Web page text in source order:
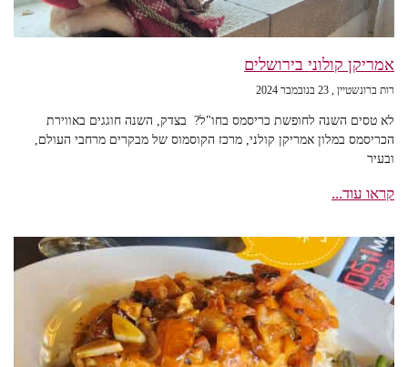
אמריקן קולוני בירושלים
רות ברונשטיין 23 בנובמבר 2024
לא טסים השנה לחופשת כריסמס בחו"ל? בצדק, השנה חוגגים באווירת
הכריסמס במלון אמריקן קולני, מרכז הקוסמוס של מבקרים מרחבי העולם,
ובעיר
קראו עוד...